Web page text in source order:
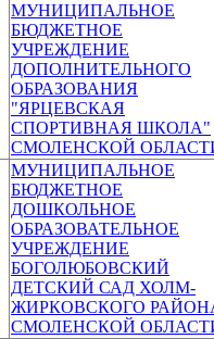
МУНИЦИПАЛЬНОЕ
БЮДЖЕТНОЕ
УЧРЕЖДЕНИЕ
ДОПОЛНИТЕЛЬНОГО
ОБРАЗОВАНИЯ
"ЯРЦЕВСКАЯ
СПОРТИВНАЯ ШКОЛА"
СМОЛЕНСКОЙ
МУНИЦИПАЛЬНОЕ
БЮДЖЕТНОЕ
ДОШКОЛЬНОЕ
ОБРАЗОВАТЕЛЬНОЕ
УЧРЕЖДЕНИЕ
БОГОЛЮБОВСКИЙ
ДЕТСКИЙ САД ХОЛМ-
ЖИРКОВСКОГО
СМОЛЕНСКОЙ